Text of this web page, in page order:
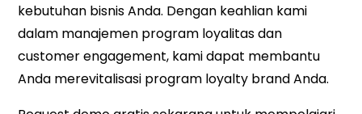
kebutuhan bisnis Anda. Dengan keahlian kami
dalam manajemen program loyalitas dan
customer engagement, kami dapat membantu
Anda merevitalisasi program loyalty brand Anda.